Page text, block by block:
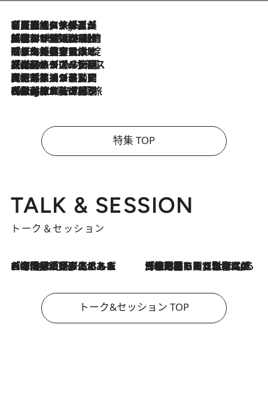
3 Hours Ago
【厳選旅コスメ】「多機能アイテムがメイン！」旅好き美容エディターが選んだ夏旅ベストコスメを発表【Mサイズジップ】
2026.8.6
「荷物が増えるほど旅ストレスは増す」美容ジャーナリストがたどり着いた最終結論。“化粧品を劇的に減らす”感動の凝縮美容とは
2026.8.6
「旅先には金髪ウィッグを持参」日本と同じメイクでは損してる!? 美容ジャーナリストが提案する“掟破りの旅美容”とは
2026.8.6
【厳選旅コスメ】「身軽さ＆UV対策重視！」ヘアアーティストshucoが選んだ夏旅ベストコスメを発表【Mサイズジップ】
2026.8.5
【厳選旅コスメ】国内をあちこち移動する河井菜摘が選んだ夏旅ベストコスメ発表！「リラックスアイテムはマスト」【Mサイズジップ】
2026.8.4
【厳選旅コスメ】「紫外線＆乾燥対策しながらメイク感も！」ヘア＆メイクGeorgeが選んだ夏旅ベストコスメを発表！【Mサイズジップ】
特集 TOP
TALK & SESSION
トーク＆セッション
2026.8.3
「今後値上げがあるとすれば…」「リスクがあるのは今年の冬」エネルギー専門家が語る、ホルムズ海峡封鎖が家庭にもたらす“ある心配” 2026.8.3
「住宅建てられない…」「サーチャージ料の高値が続いている」ホルムズ海峡封鎖による影響はいつまで続く？《エネルギー専門家に聞く“どうなる日本の暮らし”》
トーク&セッション TOP